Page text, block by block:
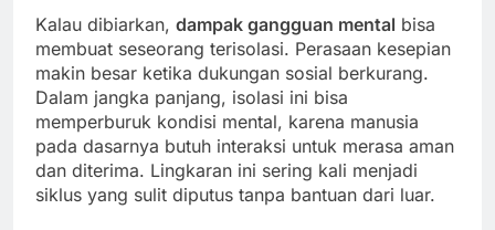
Kalau dibiarkan, dampak gangguan mental bisa
membuat seseorang terisolasi. Perasaan kesepian
makin besar ketika dukungan sosial berkurang.
Dalam jangka panjang, isolasi ini bisa
memperburuk kondisi mental, karena manusia
pada dasarnya butuh interaksi untuk merasa aman
dan diterima. Lingkaran ini sering kali menjadi
siklus yang sulit diputus tanpa bantuan dari luar.